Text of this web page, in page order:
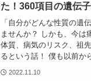
た！360項目の遺伝
「自分がどんな性質の遺
ませんか？ しかも、今は
体質、病気のリスク、祖
るという話！ 僕も以前か
2022.11.10